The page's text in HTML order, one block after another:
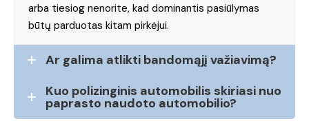
arba tiesiog nenorite, kad dominantis pasiūlymas
būtų parduotas kitam pirkėjui.
Ar galima atlikti bandomąjį važiavimą?
Kuo polizinginis automobilis skiriasi nuo
paprasto naudoto automobilio?